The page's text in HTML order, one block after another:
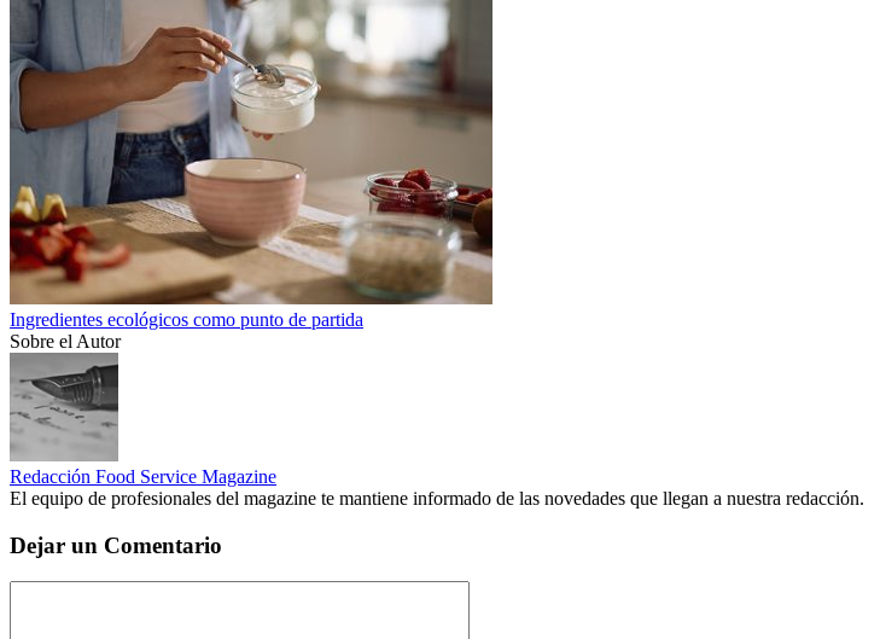
Ingredientes ecológicos como punto de partida
Sobre el Autor
Redacción Food Service Magazine
El equipo de profesionales del magazine te mantiene informado de las novedades que llegan a nuestra redacción.
Dejar un Comentario